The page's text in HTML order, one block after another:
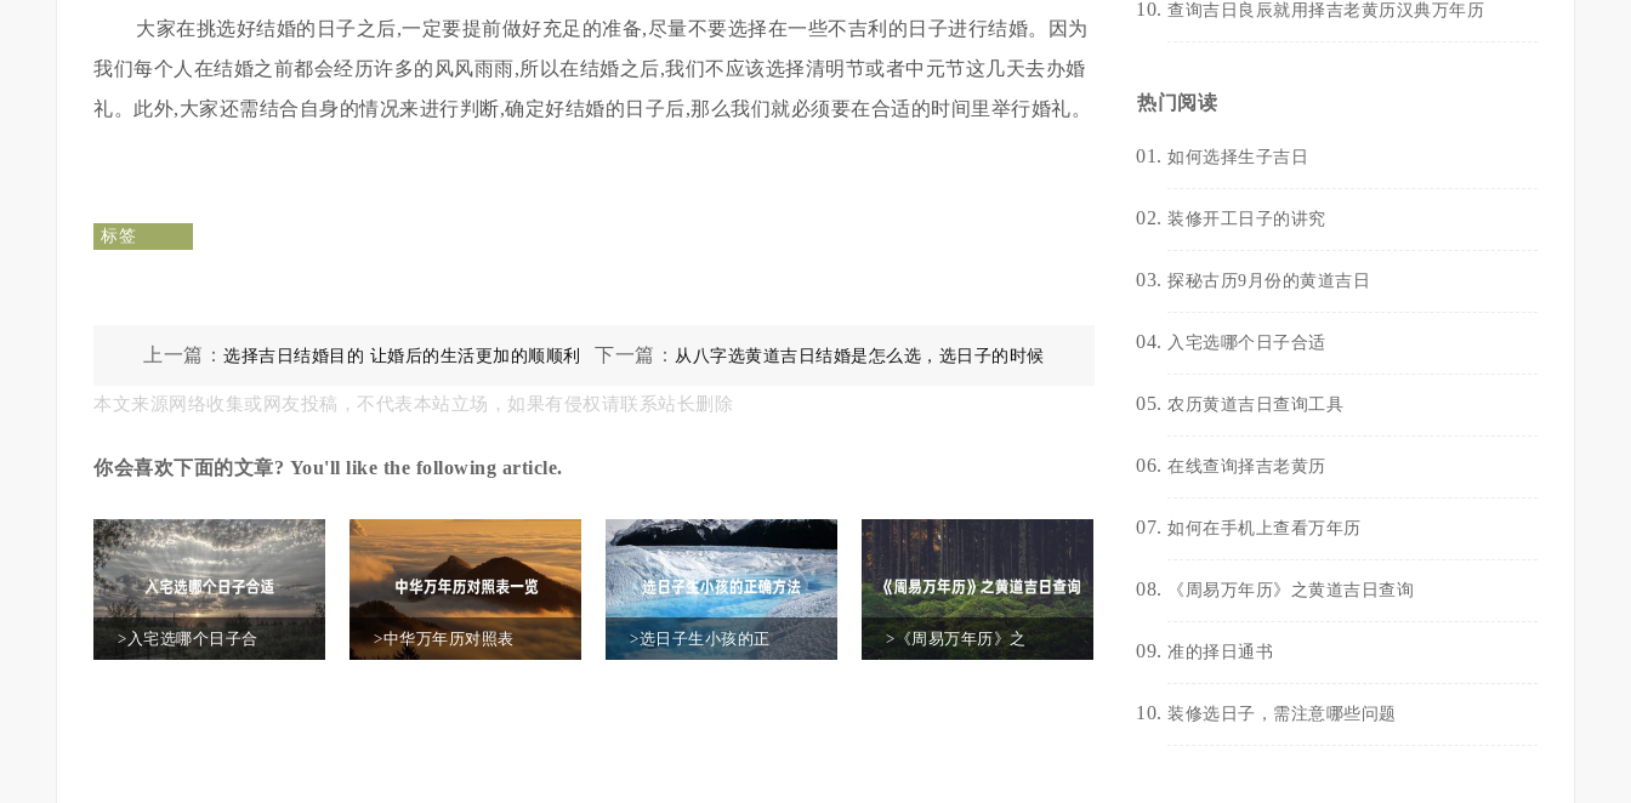
大家在挑选好结婚的日子之后,一定要提前做好充足的准备,尽量不要选择在一些不吉利的日子进行结婚。因为
我们每个人在结婚之前都会经历许多的风风雨雨,所以在结婚之后,我们不应该选择清明节或者中元节这几天去办婚
礼。此外,大家还需结合自身的情况来进行判断,确定好结婚的日子后,那么我们就必须要在合适的时间里举行婚礼。
标签
上一篇：选择吉日结婚目的 让婚后的生活更加的顺顺利
利
下一篇： 从八字选黄道吉日结婚是怎么选，选日子的时候
本文来源网络收集或网友投稿，不代表本站立场，如果有侵权请联系站长删除
你会喜欢下面的文章? You'll like the following article.
>入宅选哪个日子合 >中华万年历对照表 >选日子生小孩的正 >《周易万年历》之
查询吉日良辰就用择吉老黄历汉典万年历
热门阅读
如何选择生子吉日
装修开工日子的讲究
探秘古历9月份的黄道吉日
入宅选哪个日子合适
农历黄道吉日查询工具
在线查询择吉老黄历
如何在手机上查看万年历
《周易万年历》之黄道吉日查询
准的择日通书
装修选日子，需注意哪些问题